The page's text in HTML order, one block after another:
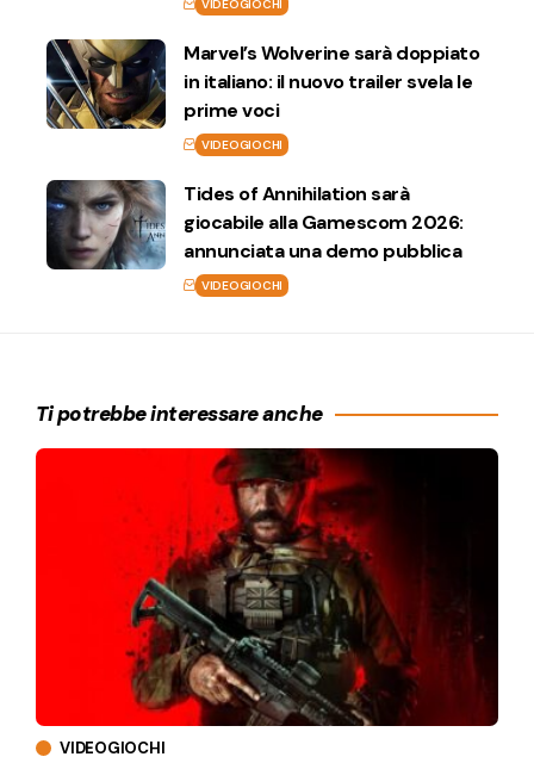
VIDEOGIOCHI
Marvel’s Wolverine sarà doppiato
in italiano: il nuovo trailer svela le
prime voci
VIDEOGIOCHI
Tides of Annihilation sarà
giocabile alla Gamescom 2026:
annunciata una demo pubblica
VIDEOGIOCHI
Ti potrebbe interessare anche
VIDEOGIOCHI